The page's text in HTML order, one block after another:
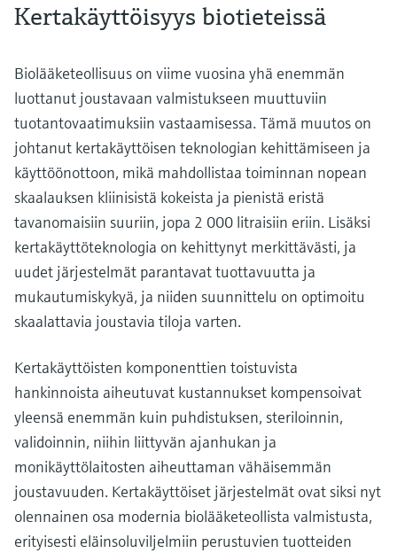
Kertakäyttöisyys biotieteissä
Biolääketeollisuus on viime vuosina yhä enemmän
luottanut joustavaan valmistukseen muuttuviin
tuotantovaatimuksiin vastaamisessa. Tämä muutos on
johtanut kertakäyttöisen teknologian kehittämiseen ja
käyttöönottoon, mikä mahdollistaa toiminnan nopean
skaalauksen kliinisistä kokeista ja pienistä eristä
tavanomaisiin suuriin, jopa 2 000 litraisiin eriin. Lisäksi
kertakäyttöteknologia on kehittynyt merkittävästi, ja
uudet järjestelmät parantavat tuottavuutta ja
mukautumiskykyä, ja niiden suunnittelu on optimoitu
skaalattavia joustavia tiloja varten.
Kertakäyttöisten komponenttien toistuvista
hankinnoista aiheutuvat kustannukset kompensoivat
yleensä enemmän kuin puhdistuksen, steriloinnin,
validoinnin, niihin liittyvän ajanhukan ja
monikäyttölaitosten aiheuttaman vähäisemmän
joustavuuden. Kertakäyttöiset järjestelmät ovat siksi nyt
olennainen osa modernia biolääketeollista valmistusta,
erityisesti eläinsoluviljelmiin perustuvien tuotteiden